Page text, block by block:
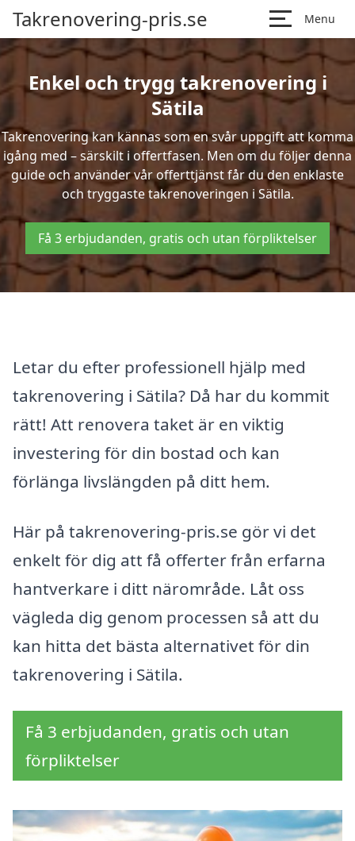
Takrenovering-pris.se Menu
Enkel och trygg takrenovering i
Sätila
Takrenovering kan kännas som en svår uppgift att komma
igång med – särskilt i offertfasen. Men om du följer denna
guide och använder vår offerttjänst får du den enklaste
och tryggaste takrenoveringen i Sätila.
Få 3 erbjudanden, gratis och utan förpliktelser
Letar du efter professionell hjälp med
takrenovering i Sätila? Då har du kommit
rätt! Att renovera taket är en viktig
investering för din bostad och kan
förlänga livslängden på ditt hem.
Här på takrenovering-pris.se gör vi det
enkelt för dig att få offerter från erfarna
hantverkare i ditt närområde. Låt oss
vägleda dig genom processen så att du
kan hitta det bästa alternativet för din
takrenovering i Sätila.
Få 3 erbjudanden, gratis och utan
förpliktelser